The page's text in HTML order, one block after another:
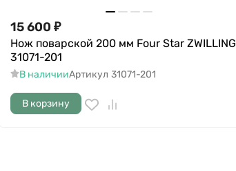
15 600 ₽
Нож поварской 200 мм Four Star ZWILLING
31071-201
В наличииАртикул 31071-201
В корзину